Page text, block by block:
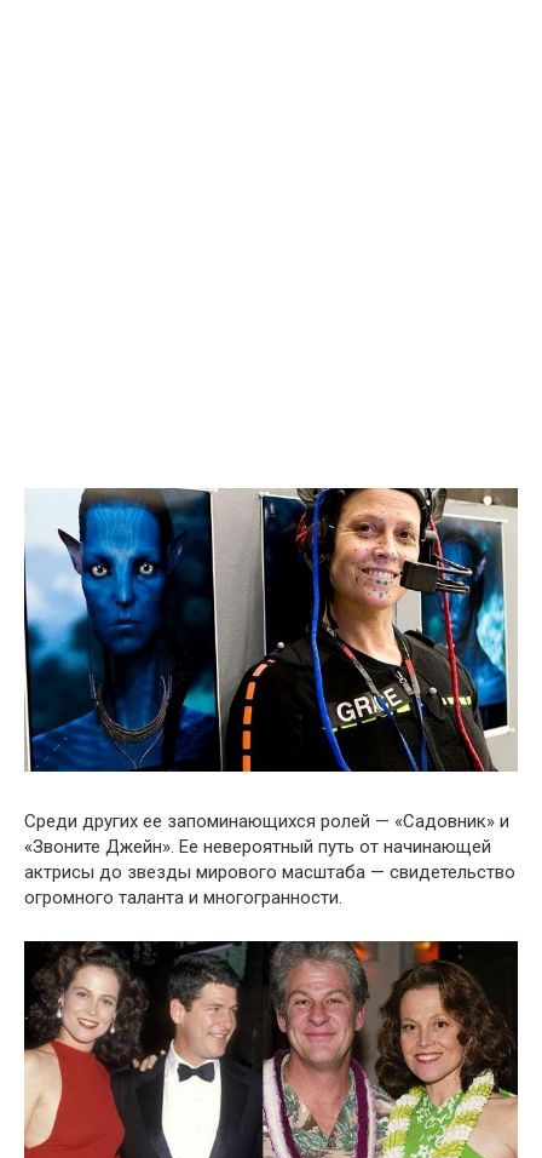
Среди других ее запоминающихся ролей — «Садовник» и
«Звоните Джейн». Ее невероятный путь от начинающей
актрисы до звезды мирового масштаба — свидетельство
огромного таланта и многогранности.